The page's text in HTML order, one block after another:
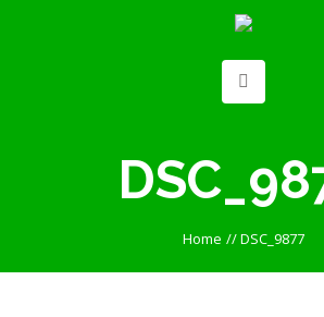
Home //DSC_9877